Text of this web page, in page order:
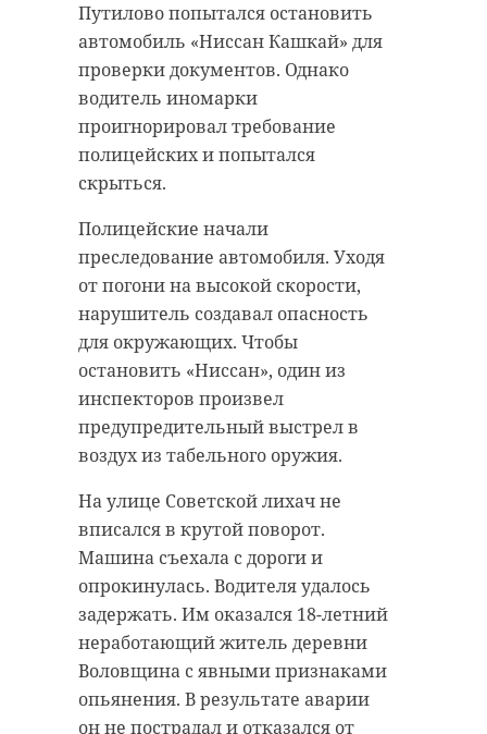
Путилово попытался остановить
автомобиль «Ниссан Кашкай» для
проверки документов. Однако
водитель иномарки
проигнорировал требование
полицейских и попытался
скрыться.
Полицейские начали
преследование автомобиля. Уходя
от погони на высокой скорости,
нарушитель создавал опасность
для окружающих. Чтобы
остановить «Ниссан», один из
инспекторов произвел
предупредительный выстрел в
воздух из табельного оружия.
На улице Советской лихач не
вписался в крутой поворот.
Машина съехала с дороги и
опрокинулась. Водителя удалось
задержать. Им оказался 18-летний
неработающий житель деревни
Воловщина с явными признаками
опьянения. В результате аварии
он не пострадал и отказался от